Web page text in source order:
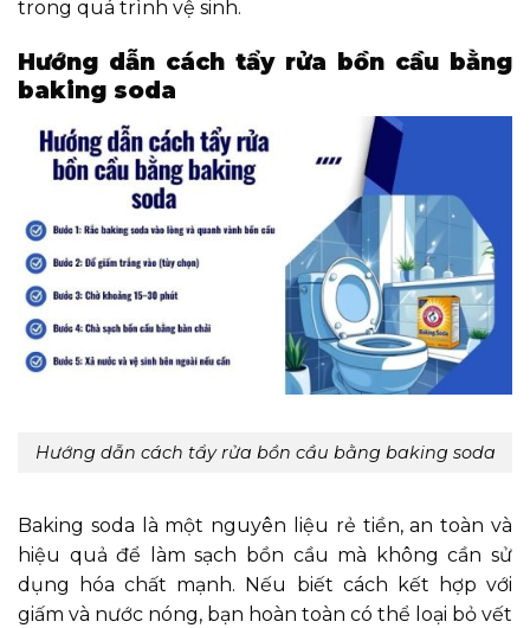
trong quá trình vệ sinh.
Hướng dẫn cách tẩy rửa bồn cầu bằng
baking soda
Hướng dẫn cách tẩy rửa bồn cầu bằng baking soda
Baking soda là một nguyên liệu rẻ tiền, an toàn và
hiệu quả để làm sạch bồn cầu mà không cần sử
dụng hóa chất mạnh. Nếu biết cách kết hợp với
giấm và nước nóng, bạn hoàn toàn có thể loại bỏ vết